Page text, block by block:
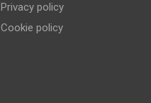
Privacy policy
Cookie policy